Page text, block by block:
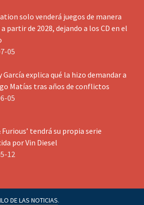
solo venderá juegos de manera
partir de 2028, dejando a los CD en el
05
García explica qué la hizo demandar a
Matías tras años de conflictos
05
Furious’ tendrá su propia serie
por Vin Diesel
12
DE LAS NOTICIAS.